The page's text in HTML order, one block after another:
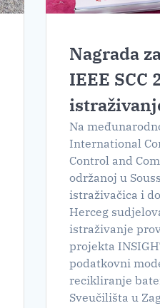
Nagrada
IEEE SCC
Na
International
Control and
održanoj u
istraživačica i
Herceg
istraživanje
projekta
podatkovni
recikliranje
Sveučilišta u